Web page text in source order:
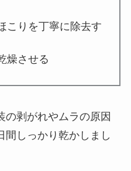
こりを丁寧に除去す
燥させる
の剥がれやムラの原因
間しっかり乾かしまし